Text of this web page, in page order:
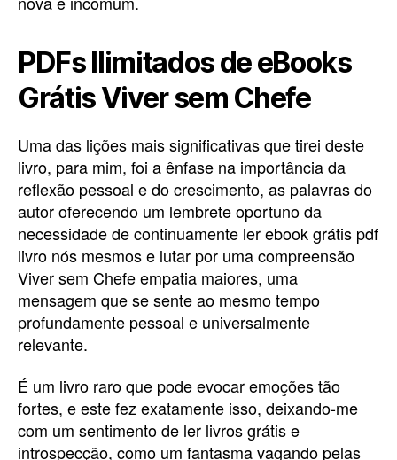
PDFs Ilimitados de eBooks
Grátis Viver sem Chefe
Uma das lições mais significativas que tirei deste
livro, para mim, foi a ênfase na importância da
reflexão pessoal e do crescimento, as palavras do
autor oferecendo um lembrete oportuno da
necessidade de continuamente ler ebook grátis pdf
livro nós mesmos e lutar por uma compreensão
Viver sem Chefe empatia maiores, uma
mensagem que se sente ao mesmo tempo
profundamente pessoal e universalmente
relevante.
É um livro raro que pode evocar emoções tão
fortes, e este fez exatamente isso, deixando-me
com um sentimento de ler livros grátis e
introspecção, como um fantasma vagando pelas